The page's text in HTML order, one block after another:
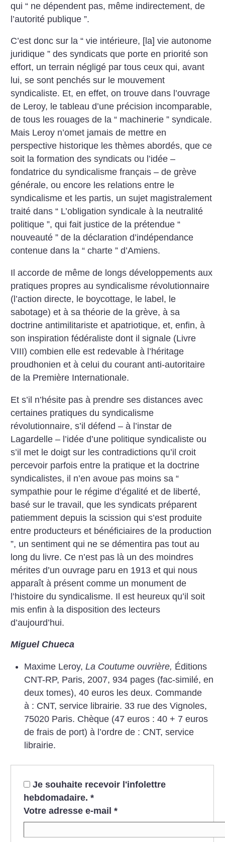
qui “ ne dépendent pas, même indirectement, de
l’autorité publique ”.
C’est donc sur la “ vie intérieure, [la] vie autonome
juridique ” des syndicats que porte en priorité son
effort, un terrain négligé par tous ceux qui, avant
lui, se sont penchés sur le mouvement
syndicaliste. Et, en effet, on trouve dans l’ouvrage
de Leroy, le tableau d’une précision incomparable,
de tous les rouages de la “ machinerie ” syndicale.
Mais Leroy n’omet jamais de mettre en
perspective historique les thèmes abordés, que ce
soit la formation des syndicats ou l’idée –
fondatrice du syndicalisme français – de grève
générale, ou encore les relations entre le
syndicalisme et les partis, un sujet magistralement
traité dans “ L’obligation syndicale à la neutralité
politique ”, qui fait justice de la prétendue “
nouveauté ” de la déclaration d’indépendance
contenue dans la “ charte ” d’Amiens.
Il accorde de même de longs développements aux
pratiques propres au syndicalisme révolutionnaire
(l’action directe, le boycottage, le label, le
sabotage) et à sa théorie de la grève, à sa
doctrine antimilitariste et apatriotique, et, enfin, à
son inspiration fédéraliste dont il signale (Livre
VIII) combien elle est redevable à l’héritage
proudhonien et à celui du courant anti-autoritaire
de la Première Internationale.
Et s’il n’hésite pas à prendre ses distances avec
certaines pratiques du syndicalisme
révolutionnaire, s’il défend – à l’instar de
Lagardelle – l’idée d’une politique syndicaliste ou
s’il met le doigt sur les contradictions qu’il croit
percevoir parfois entre la pratique et la doctrine
syndicalistes, il n’en avoue pas moins sa “
sympathie pour le régime d’égalité et de liberté,
basé sur le travail, que les syndicats préparent
patiemment depuis la scission qui s’est produite
entre producteurs et bénéficiaires de la production
”, un sentiment qui ne se démentira pas tout au
long du livre. Ce n’est pas là un des moindres
mérites d’un ouvrage paru en 1913 et qui nous
apparaît à présent comme un monument de
l’histoire du syndicalisme. Il est heureux qu’il soit
mis enfin à la disposition des lecteurs
d’aujourd’hui.
Miguel Chueca
Maxime Leroy, La Coutume ouvrière, Éditions
CNT-RP, Paris, 2007, 934 pages (fac-similé, en
deux tomes), 40 euros les deux. Commande
à : CNT, service librairie. 33 rue des Vignoles,
75020 Paris. Chèque (47 euros : 40 + 7 euros
de frais de port) à l’ordre de : CNT, service
librairie.
Je souhaite recevoir l'infolettre
hebdomadaire. *
Votre adresse e-mail *